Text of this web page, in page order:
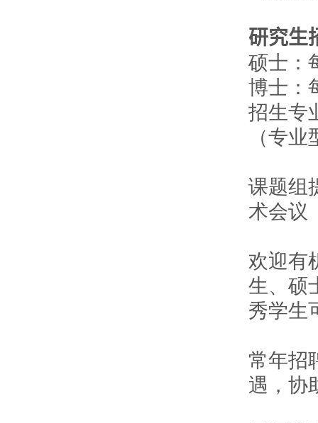
研究生
硕士：
博士：
招生专
（专业
课题组
术会议
欢迎有
生、硕
秀学生
常年招
遇，协